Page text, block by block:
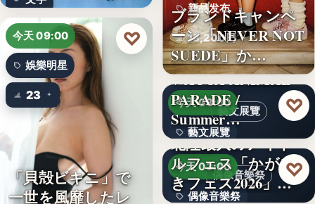
バー…
今天 09:00
娛樂明星
23
「貝殻ビキニ」で
一世を風靡したレ
♡
新品发布
13,200円
ブランドキャンペ
ーン「NEVER NOT
SUEDE」か…
藝文展覽
今天 03:00
藝文展覽
3名
WACCA ANIMAL
PARADE /
Summer…
♡
偶像音樂祭
今天 03:00
偶像音樂祭
北陸最大のアイド
ルフェス「かがや
きフェス2026」第5
♡